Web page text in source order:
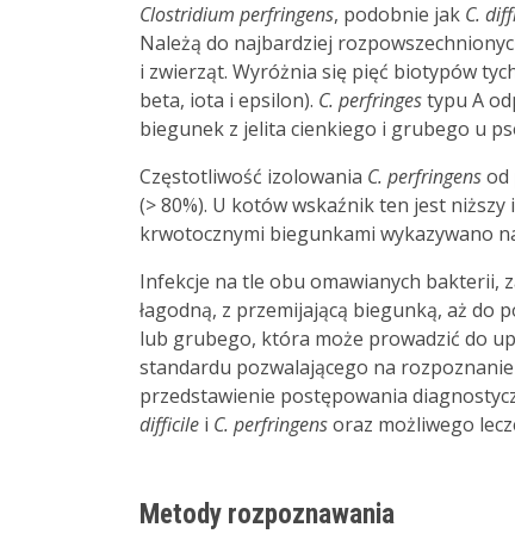
Clostridium perfringens, podobnie jak C.
Należą do najbardziej
i zwierząt. Wyróżnia się pięć biotypów
beta, iota i epsilon). C. perfringestypu A
biegunek z jelita cienkiego i grubego u
Częstotliwość izolowania C. perfringensod
(> 80%). U kotów wskaźnik ten jest
krwotocznymi biegunkami wykazywano
Infekcje na tle obu omawianych bakterii,
łagodną, z przemijającą biegunką, aż do
lub grubego, która może prowadzić do
standardu pozwalającego na
przedstawienie postępowania
difficile i C. perfringensoraz możliwego
Metody rozpoznawania